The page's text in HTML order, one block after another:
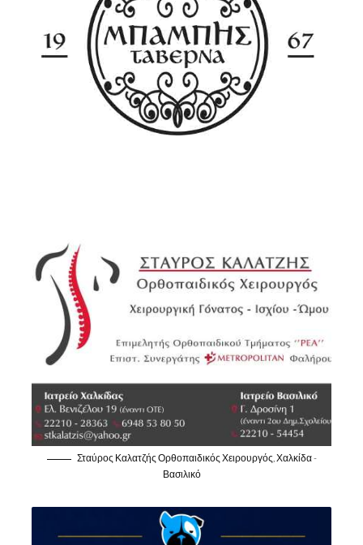
Σταύρος Καλατζής Ορθοπαιδικός Χειρουργός, Χαλκίδα -
Βασιλικό